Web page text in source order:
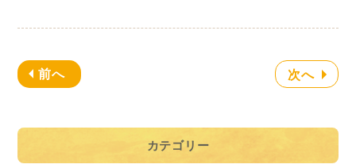
カテゴリー
前へ 次へ